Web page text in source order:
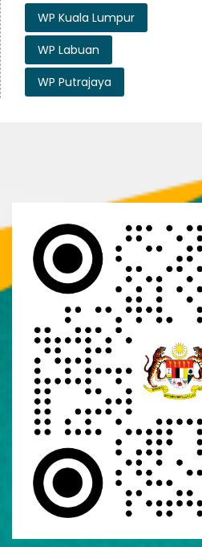
WP Kuala Lumpur
WP Labuan
WP Putrajaya